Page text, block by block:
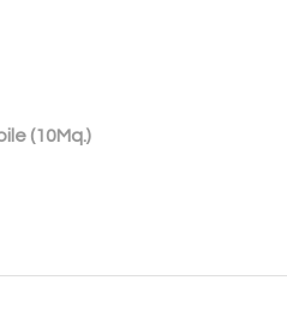
(10Mq.)